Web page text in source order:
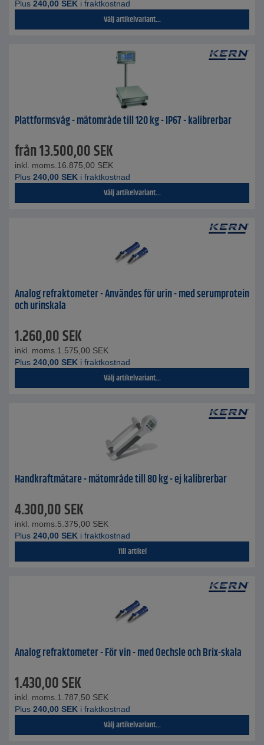
Plus 240,00 SEK i fraktkostnad
Välj artikelvariant...
Plattformsvåg - mätområde till 120 kg - IP67 - kalibrerbar
från13.500,00SEK
inkl. moms. 16.875,00 SEK
Plus 240,00 SEK i fraktkostnad
Välj artikelvariant...
Analog refraktometer - Användes för urin - med serumprotein
och urinskala
1.260,00SEK
inkl. moms. 1.575,00 SEK
Plus 240,00 SEK i fraktkostnad
Välj artikelvariant...
Handkraftmätare - mätområde till 80 kg - ej kalibrerbar
4.300,00SEK
inkl. moms. 5.375,00 SEK
Plus 240,00 SEK i fraktkostnad
Till artikel
Analog refraktometer - För vin - med Oechsle och Brix-skala
1.430,00SEK
inkl. moms. 1.787,50 SEK
Plus 240,00 SEK i fraktkostnad
Välj artikelvariant...